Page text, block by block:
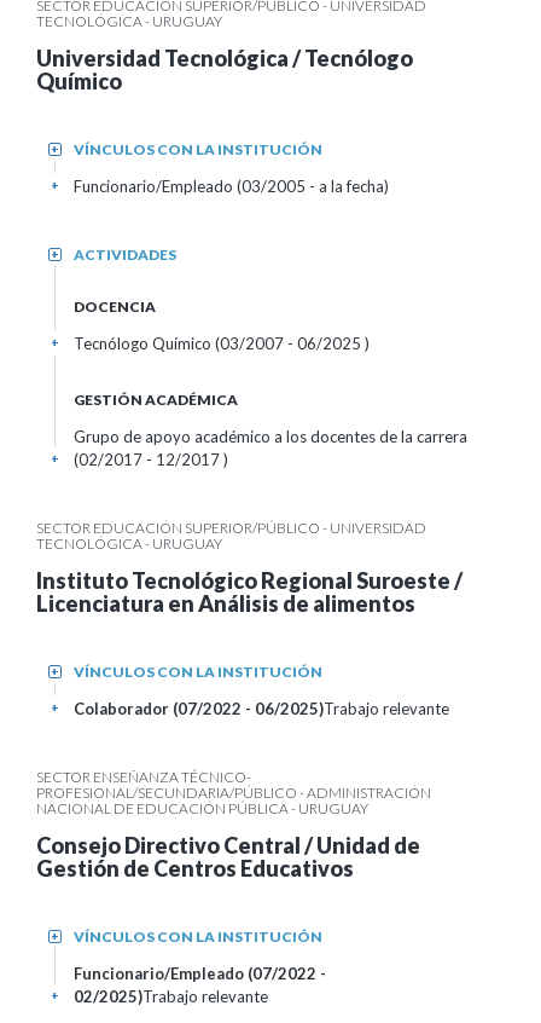
SECTOR EDUCACIÓN SUPERIOR/PÚBLICO - UNIVERSIDAD
TECNOLÓGICA - URUGUAY
Universidad Tecnológica / Tecnólogo
Químico
VÍNCULOS CON LA INSTITUCIÓN
+
Funcionario/Empleado (03/2005 - a la fecha)
+
ACTIVIDADES
+
DOCENCIA
Tecnólogo Químico (03/2007 - 06/2025 )
+
GESTIÓN ACADÉMICA
Grupo de apoyo académico a los docentes de la carrera
(02/2017 - 12/2017 )
+
SECTOR EDUCACIÓN SUPERIOR/PÚBLICO - UNIVERSIDAD
TECNOLÓGICA - URUGUAY
Instituto Tecnológico Regional Suroeste /
Licenciatura en Análisis de alimentos
VÍNCULOS CON LA INSTITUCIÓN
+
Colaborador (07/2022 - 06/2025)Trabajo relevante
+
SECTOR ENSEÑANZA TÉCNICO-
PROFESIONAL/SECUNDARIA/PÚBLICO - ADMINISTRACIÓN
NACIONAL DE EDUCACIÓN PÚBLICA - URUGUAY
Consejo Directivo Central / Unidad de
Gestión de Centros Educativos
VÍNCULOS CON LA INSTITUCIÓN
+
Funcionario/Empleado (07/2022 -
02/2025)Trabajo relevante
+